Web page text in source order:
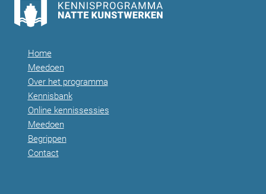
Home
Meedoen
Over het programma
Kennisbank
Online kennissessies
Meedoen
Begrippen
Contact